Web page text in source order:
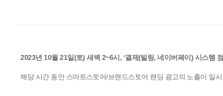
2023년 10월 21일(토)새벽 2~6시 , ‘결제 (빌링, 네이버페이 ) 시스템
해당 시간 동안 스마트스토어/브랜드스토어 랜딩 광고의 노출이 일시